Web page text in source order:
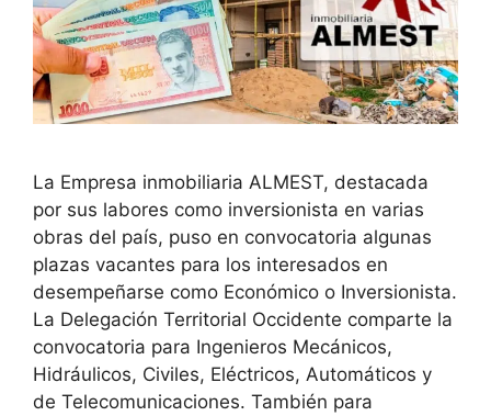
La Empresa inmobiliaria ALMEST, destacada
por sus labores como inversionista en varias
obras del país, puso en convocatoria algunas
plazas vacantes para los interesados en
desempeñarse como Económico o Inversionista.
La Delegación Territorial Occidente comparte la
convocatoria para Ingenieros Mecánicos,
Hidráulicos, Civiles, Eléctricos, Automáticos y
de Telecomunicaciones. También para